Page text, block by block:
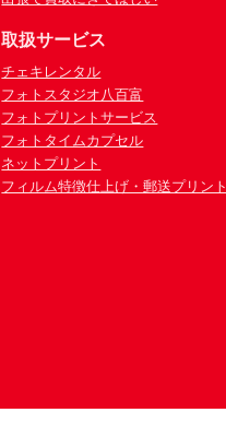
取扱サービス
チェキレンタル
フォトスタジオ八百富
フォトプリントサービス
フォトタイムカプセル
ネットプリント
フィルム特徴仕上げ・郵送プリント